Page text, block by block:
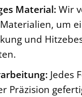
Material: Wir
um
und
Jedes
Präzision